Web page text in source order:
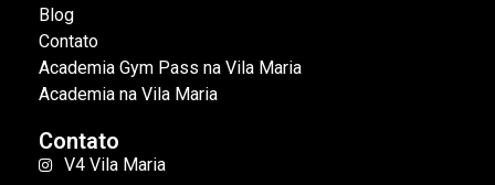
Blog
Contato
Academia Gym Pass na Vila Maria
Academia na Vila Maria
Contato
V4 Vila Maria